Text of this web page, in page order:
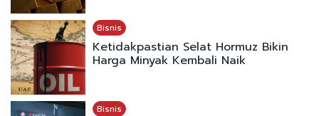
Bisnis
Ketidakpastian Selat Hormuz Bikin
Harga Minyak Kembali Naik
Bisnis